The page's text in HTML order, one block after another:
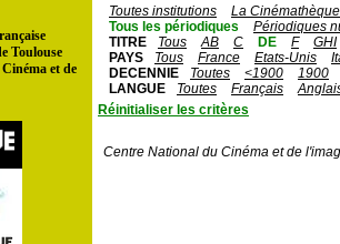
Toulouse
et de
Toutes institutions
La
Tous les périodiques
Périodiques
TITRE
Tous AB C DE F
GHI
PAYS
Tous France Etats-Unis
DECENNIE
Toutes <1900
1900
LANGUE
Toutes Français
Réinitialiser les critères
Centre National du Cinéma et de